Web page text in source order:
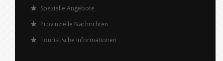
Spezielle Angebote
Provinzielle Nachrichten
Touristische Informationen